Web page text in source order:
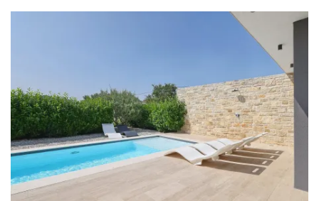
Waschmaschine
Bügeleisen
Handtücher
Küche